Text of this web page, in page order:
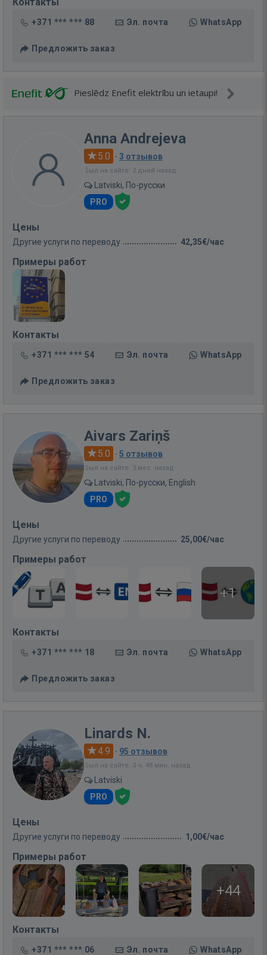
+371 *** *** 88 Эл. почта WhatsApp
Предложить заказ
Pieslēdz Enefit elektrību un ietaupi!
Anna Andrejeva
5.0 · 3 отзывов
Был на сайте: 2 дней назад
Latviski, По-русски
PRO
Цены
Другие услуги по переводу 42,35€/час
Примеры работ
Контакты
+371 *** *** 54 Эл. почта WhatsApp
Предложить заказ
Aivars Zariņš
5.0 · 5 отзывов
Был на сайте: 3 мес. назад
Latviski, По-русски, English
PRO
Цены
Другие услуги по переводу 25,00€/час
Примеры работ
+1
Контакты
+371 *** *** 18 Эл. почта WhatsApp
Предложить заказ
Linards N.
4.9 · 95 отзывов
Был на сайте: 3 ч. 48 мин. назад
Latviski
PRO
Цены
Другие услуги по переводу 1,00€/час
Примеры работ
+44
Контакты
+371 *** *** 06 Эл. почта WhatsApp